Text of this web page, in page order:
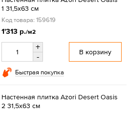
1 31,5x63 см
Код товара: 159619
1'313 р./м2
+
-
В корзину
Быстрая покупка
Настенная плитка Azori Desert Oasis
2 31,5x63 см